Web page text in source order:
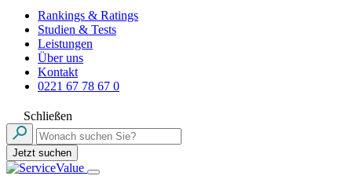
Rankings & Ratings
Studien & Tests
Leistungen
Über uns
Kontakt
0221 67 78 67 0
Schließen
Jetzt suchen